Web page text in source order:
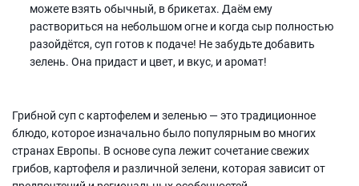
можете взять обычный, в брикетах. Даём ему
раствориться на небольшом огне и когда сыр полностью
разойдётся, суп готов к подаче! Не забудьте добавить
зелень. Она придаст и цвет, и вкус, и аромат!
Грибной суп с картофелем и зеленью — это традиционное
блюдо, которое изначально было популярным во многих
странах Европы. В основе супа лежит сочетание свежих
грибов, картофеля и различной зелени, которая зависит от